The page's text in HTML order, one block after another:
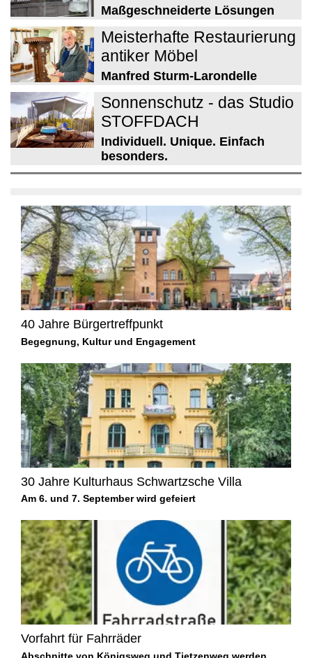
Maßgeschneiderte Lösungen
Meisterhafte Restaurierung
antiker Möbel
Manfred Sturm-Larondelle
Sonnenschutz - das Studio
STOFFDACH
Individuell. Unique. Einfach
besonders.
40 Jahre Bürgertreffpunkt
Begegnung, Kultur und Engagement
30 Jahre Kulturhaus Schwartzsche Villa
Am 6. und 7. September wird gefeiert
Vorfahrt für Fahrräder